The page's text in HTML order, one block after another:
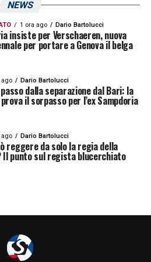
NEWS
1 ora ago Dario Bartolucci
insiste per Verschaeren, nuova
per portare a Genova il belga
ago Dario Bartolucci
dalla separazione dal Bari: la
il sorpasso per l’ex Sampdoria
ago Dario Bartolucci
reggere da solo la regia della
Il punto sul regista blucerchiato